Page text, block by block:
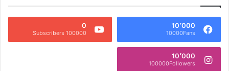
10٬000
10000Fans
0
100000 Subscribers
10٬000
100000Followers